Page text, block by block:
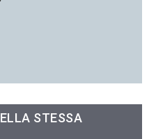
STESSA